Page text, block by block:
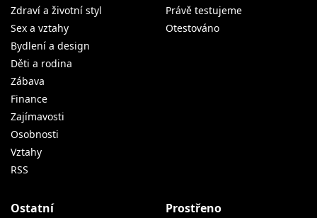
Zdraví a životní styl
Sex a vztahy
Bydlení a design
Děti a rodina
Zábava
Finance
Zajímavosti
Osobnosti
Vztahy
RSS
Právě testujeme
Otestováno
Ostatní Prostřeno